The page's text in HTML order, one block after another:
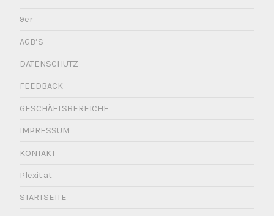
9er
AGB’S
DATENSCHUTZ
FEEDBACK
GESCHÄFTSBEREICHE
IMPRESSUM
KONTAKT
Plexit.at
STARTSEITE